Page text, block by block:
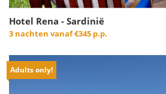
Hotel Rena - Sardinië
3 nachten vanaf€345 p.p.
Adults only!